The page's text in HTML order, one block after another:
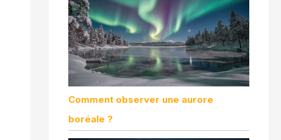
Comment observer une aurore
boréale ?